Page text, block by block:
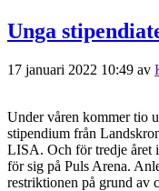
Unga
17 januari 2022 10:49 av
Under våren kommer tio
stipendium från
LISA. Och för tredje året
för sig på Puls Arena.
restriktionen på grund av